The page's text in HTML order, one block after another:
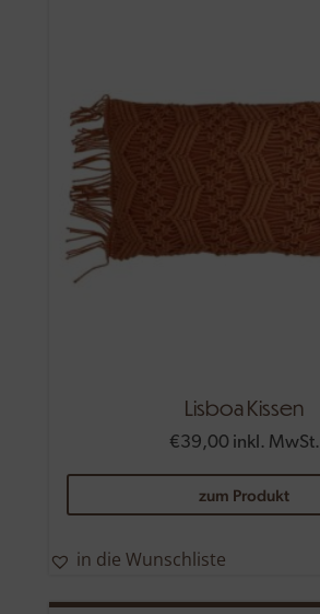
Lisboa Kissen
€39,00 inkl. MwSt.
zum Produkt
in die Wunschliste